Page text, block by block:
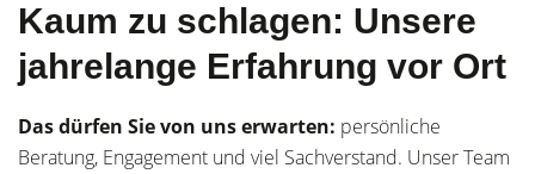
Kaum zu schlagen: Unsere
jahrelange Erfahrung vor Ort
Das dürfen Sie von uns erwarten: persönliche
Beratung, Engagement und viel Sachverstand. Unser Team